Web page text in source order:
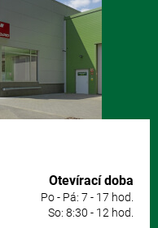
Otevírací doba
Po - Pá: 7 - 17 hod.
So: 8:30 - 12 hod.